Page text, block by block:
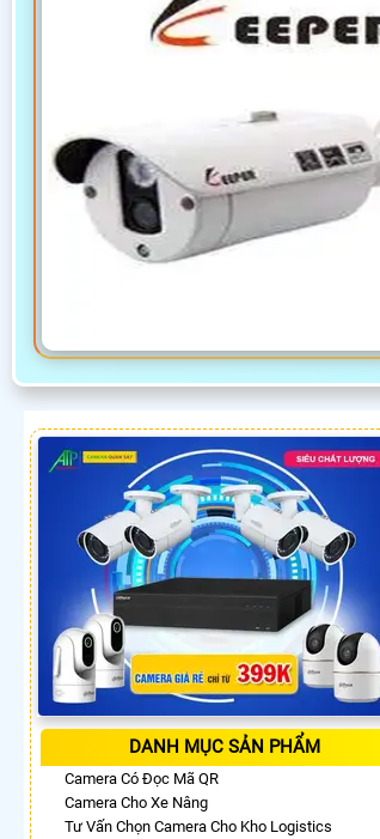
DANH MỤC SẢN PHẨM
Camera Có Đọc Mã QR
Camera Cho Xe Nâng
Tư Vấn Chọn Camera Cho Kho Logistics